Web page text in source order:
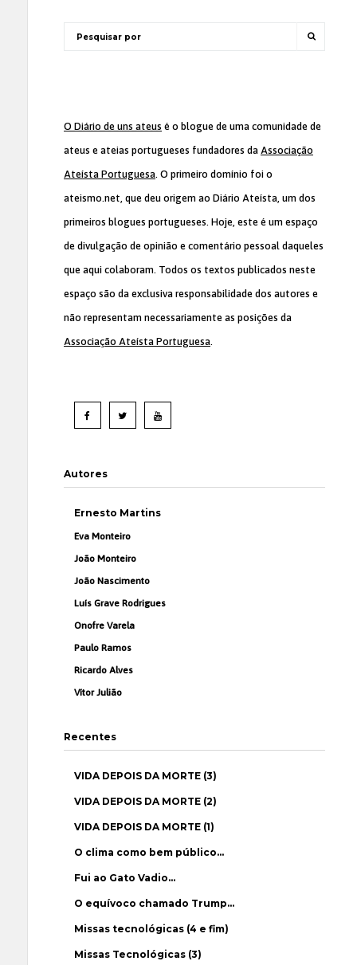
O Diário de uns ateus é o blogue de uma comunidade de
ateus e ateias portugueses fundadores da Associação
Ateísta Portuguesa. O primeiro domínio foi o
ateismo.net, que deu origem ao Diário Ateísta, um dos
primeiros blogues portugueses. Hoje, este é um espaço
de divulgação de opinião e comentário pessoal daqueles
que aqui colaboram. Todos os textos publicados neste
espaço são da exclusiva responsabilidade dos autores e
não representam necessariamente as posições da
Associação Ateísta Portuguesa.
Autores
Ernesto Martins
Eva Monteiro
João Monteiro
João Nascimento
Luís Grave Rodrigues
Onofre Varela
Paulo Ramos
Ricardo Alves
Vítor Julião
Recentes
VIDA DEPOIS DA MORTE (3)
VIDA DEPOIS DA MORTE (2)
VIDA DEPOIS DA MORTE (1)
O clima como bem público…
Fui ao Gato Vadio…
O equívoco chamado Trump…
Missas tecnológicas (4 e fim)
Missas Tecnológicas (3)